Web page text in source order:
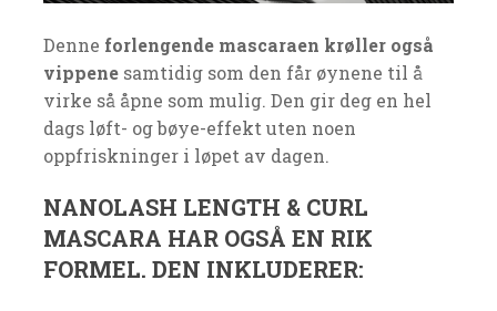
Denne forlengende mascaraen krøller også
vippenesamtidig som den får øynene til å
virke så åpne som mulig. Den gir deg en hel
dags løft- og bøye-effekt uten noen
oppfriskninger i løpet av dagen.
NANOLASH LENGTH & CURL
MASCARA HAR OGSÅ EN RIK
FORMEL. DEN INKLUDERER: